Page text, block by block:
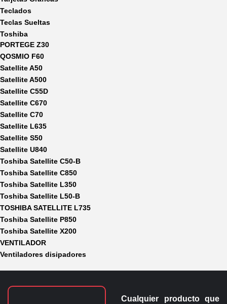
Teclados
Teclas Sueltas
Toshiba
PORTEGE Z30
QOSMIO F60
Satellite A50
Satellite A500
Satellite C55D
Satellite C670
Satellite C70
Satellite L635
Satellite S50
Satellite U840
Toshiba Satellite C50-B
Toshiba Satellite C850
Toshiba Satellite L350
Toshiba Satellite L50-B
TOSHIBA SATELLITE L735
Toshiba Satellite P850
Toshiba Satellite X200
VENTILADOR
Ventiladores disipadores
Cualquier producto que